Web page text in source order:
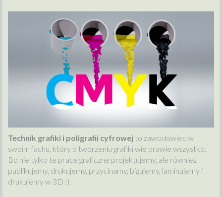
Technik grafiki i poligrafii cyfrowej to zawodowiec w
swoim fachu, który o tworzeniu grafiki wie prawie wszystko.
Bo nie tylko te prace graficzne projektujemy, ale również
publikujemy, drukujemy, przycinamy, bigujemy, laminujemy i
drukujemy w 3D :).